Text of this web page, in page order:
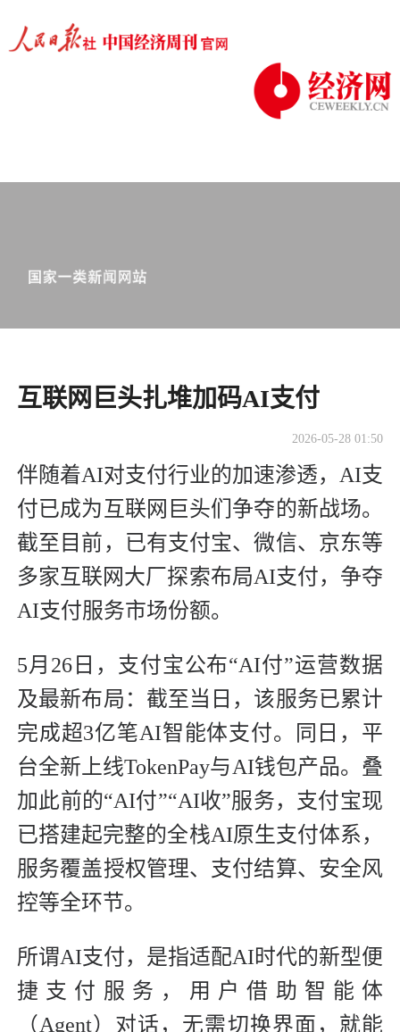
互联网巨头扎堆加码AI支付
2026-05-28 01:50
伴随着AI对支付行业的加速渗透，AI支
付已成为互联网巨头们争夺的新战场。
截至目前，已有支付宝、微信、京东等
多家互联网大厂探索布局AI支付，争夺
AI支付服务市场份额。
5月26日，支付宝公布“AI付”运营数据
及最新布局：截至当日，该服务已累计
完成超3亿笔AI智能体支付。同日，平
台全新上线TokenPay与AI钱包产品。叠
加此前的“AI付”“AI收”服务，支付宝现
已搭建起完整的全栈AI原生支付体系，
服务覆盖授权管理、支付结算、安全风
控等全环节。
所谓AI支付，是指适配AI时代的新型便
捷支付服务，用户借助智能体
（Agent）对话，无需切换界面，就能